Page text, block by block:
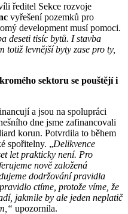
ředitel Sekce rozvoje
vyřešení pozemků pro
development musí pomoci.
deseti tisíc bytů. I stavba
totiž levnější byty zase pro ty,
sektoru se pouštějí i
a jsou na spolupráci
dne jsme zafinancovali
korun. Potvrdila to během
spořitelny. „Delikvence
let prakticky není. Pro
nově založená
dodržování pravidla
ctíme, protože víme, že
jakmile by ale jeden neplatič
upozornila.